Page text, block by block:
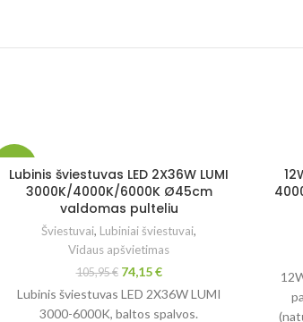
-30%
Lubinis šviestuvas LED 2X36W LUMI
3000K/4000K/6000K Ø45cm
valdomas pulteliu
Šviestuvai, Lubiniai šviestuvai,
Vidaus apšvietimas
105,95€ 74,15€
Lubinis šviestuvas LED 2X36W LUMI
3000-6000K, baltos spalvos.